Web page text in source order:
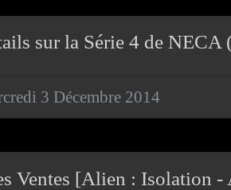
sur la Série 4 de NECA
3 Décembre 2014
Ventes [Alien : Isolation